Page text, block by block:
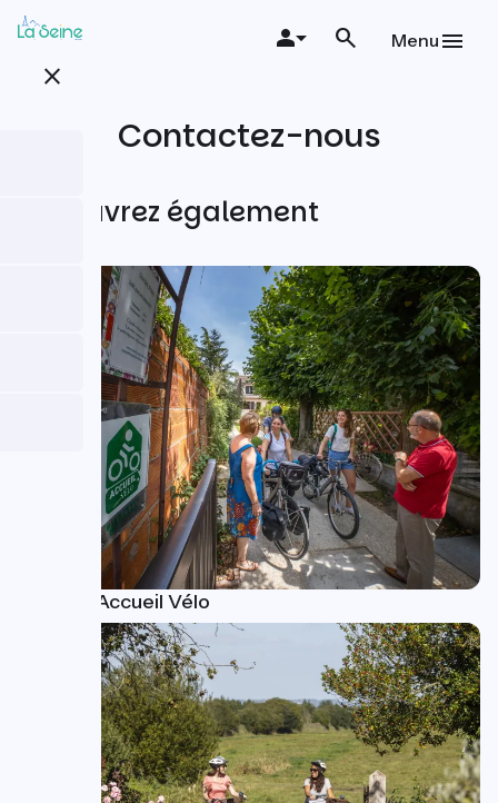
Aller
au
principal
close
Menu
Contactez-nous
Découvrez également
Devenir Accueil Vélo